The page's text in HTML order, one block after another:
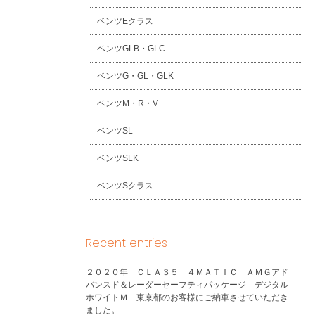
ベンツEクラス
ベンツGLB・GLC
ベンツG・GL・GLK
ベンツM・R・V
ベンツSL
ベンツSLK
ベンツSクラス
Recent entries
２０２０年 ＣＬＡ３５ ４ＭＡＴＩＣ ＡＭＧアド
バンスド＆レーダーセーフティパッケージ デジタル
ホワイトＭ 東京都のお客様にご納車させていただき
ました。